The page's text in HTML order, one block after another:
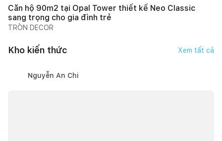
Căn hộ 90m2 tại Opal Tower thiết kế Neo Classic
sang trọng cho gia đình trẻ
TRÒN DECOR
Kho kiến thức Xem tất cả
Nguyễn An Chi